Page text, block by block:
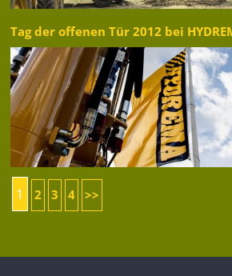
Tag der offenen Tür 2012 bei
1 2 3 4 >>